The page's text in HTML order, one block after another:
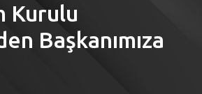
Kurulu
Başkanımıza